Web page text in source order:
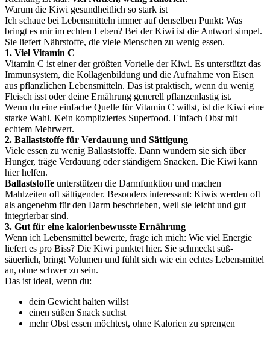
Warum die Kiwi gesundheitlich so stark ist
Ich schaue bei Lebensmitteln immer auf denselben Punkt: Was
bringt es mir im echten Leben? Bei der Kiwi ist die Antwort simpel.
Sie liefert Nährstoffe, die viele Menschen zu wenig essen.
1. Viel Vitamin C
Vitamin C ist einer der größten Vorteile der Kiwi. Es unterstützt das
Immunsystem, die Kollagenbildung und die Aufnahme von Eisen
aus pflanzlichen Lebensmitteln. Das ist praktisch, wenn du wenig
Fleisch isst oder deine Ernährung generell pflanzenlastig ist.
Wenn du eine einfache Quelle für Vitamin C willst, ist die Kiwi eine
starke Wahl. Kein kompliziertes Superfood. Einfach Obst mit
echtem Mehrwert.
2. Ballaststoffe für Verdauung und Sättigung
Viele essen zu wenig Ballaststoffe. Dann wundern sie sich über
Hunger, träge Verdauung oder ständigem Snacken. Die Kiwi kann
hier helfen.
Ballaststoffe unterstützen die Darmfunktion und machen
Mahlzeiten oft sättigender. Besonders interessant: Kiwis werden oft
als angenehm für den Darm beschrieben, weil sie leicht und gut
integrierbar sind.
3. Gut für eine kalorienbewusste Ernährung
Wenn ich Lebensmittel bewerte, frage ich mich: Wie viel Energie
liefert es pro Biss? Die Kiwi punktet hier. Sie schmeckt süß-
säuerlich, bringt Volumen und fühlt sich wie ein echtes Lebensmittel
an, ohne schwer zu sein.
Das ist ideal, wenn du:
dein Gewicht halten willst
einen süßen Snack suchst
mehr Obst essen möchtest, ohne Kalorien zu sprengen